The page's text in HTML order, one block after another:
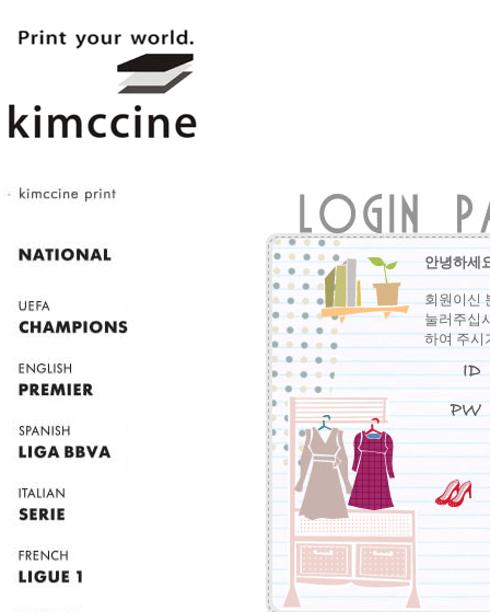
안녕하세
회원이신
눌러주십
하여 주시